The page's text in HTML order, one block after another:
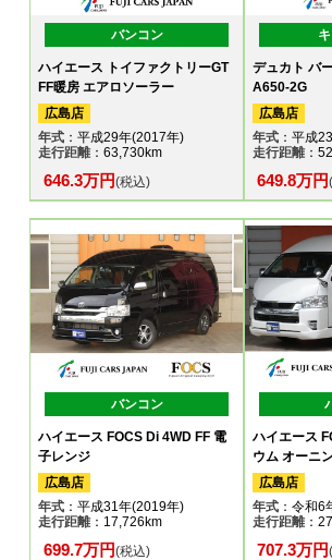
バンコン
ハイエース トイファクトリーGT
FF暖房 エアロソーラー
広島店
年式 ：平成29年(2017年)
走行距離：63,730km
646.3万円(税込)
デュカト バ
A650-2G
広島店
年式：平成
走行距離：
649.8万円
バンコン
ハイエース FOCS Di 4WD FF 電
子レンジ
広島店
年式 ：平成31年(2019年)
走行距離：17,726km
699.7万円(税込)
ハイエース
ウム オーニ
広島店
年式：令和6
走行距離：
707.3万円